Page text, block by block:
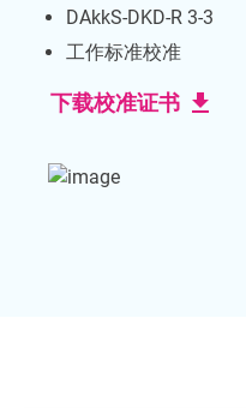
DAkkS-DKD-R 3-3
工作标准校准
下载校准证书 download